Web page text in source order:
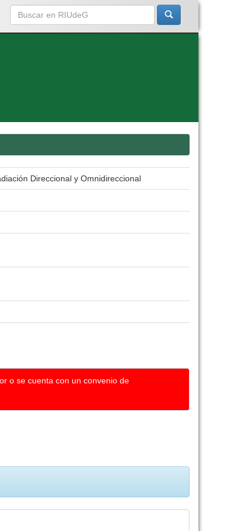
Direccional y Omnidireccional
o se cuenta con un convenio de